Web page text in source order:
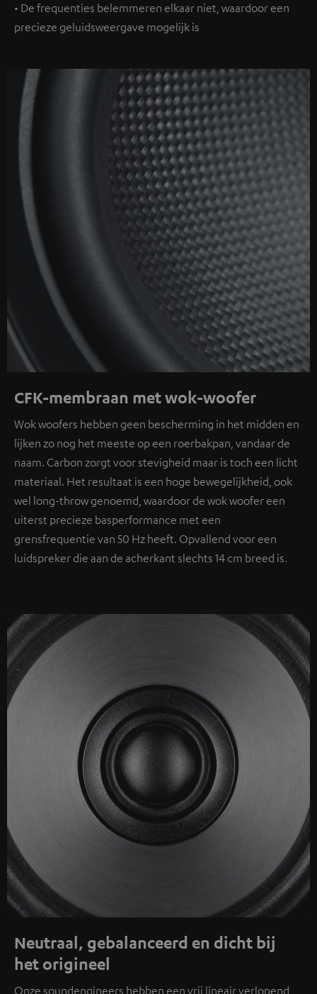
• De frequenties belemmeren elkaar niet, waardoor een
precieze geluidsweergave mogelijk is
CFK-membraan met wok-woofer
Wok woofers hebben geen bescherming in het midden en
lijken zo nog het meeste op een roerbakpan, vandaar de
naam. Carbon zorgt voor stevigheid maar is toch een licht
materiaal. Het resultaat is een hoge bewegelijkheid, ook
wel long-throw genoemd, waardoor de wok woofer een
uiterst precieze basperformance met een
grensfrequentie van 50 Hz heeft. Opvallend voor een
luidspreker die aan de acherkant slechts 14 cm breed is.
Neutraal, gebalanceerd en dicht bij
het origineel
Onze soundengineers hebben een vrij lineair verlopend